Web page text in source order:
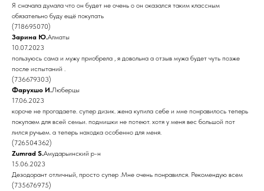
Я сначала думала что он будет не очень о он оказался таким классным
обязательно буду ещё покупать
(718695070)
Зарина Ю.Алматы
10.07.2023
пользуюсь сама и мужу приобрела , я довольна а отзыв мужа будет чуть позже
после испытаний .
(736679303)
Фарухшо И.Люберцы
17.06.2023
короче не прогадаете. супер дизик. жена купила себе и мне понравилось теперь
покупаем для всей семьи. подмишки не потеют. хотя у меня вес большой пот
лился ручьем. а теперь находка особенно для меня.
(726504362)
Zumrad S.Амударьинский р-н
15.06.2023
Дезодорант отличный, просто супер .Мне очень понравился. Рекомендую всем
(735676975)